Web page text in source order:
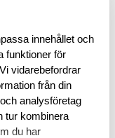
innehållet och
funktioner för
vidarebefordrar
från din
analysföretag
tur kombinera
du har